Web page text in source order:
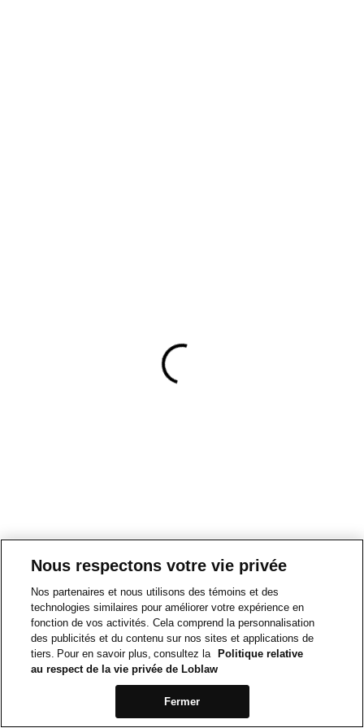
Nous respectons votre vie privée
Nos partenaires et nous utilisons des témoins et des
technologies similaires pour améliorer votre expérience en
fonction de vos activités. Cela comprend la personnalisation
des publicités et du contenu sur nos sites et applications de
tiers. Pour en savoir plus, consultez la
Politique relative
au respect de la vie privée de Loblaw
Fermer